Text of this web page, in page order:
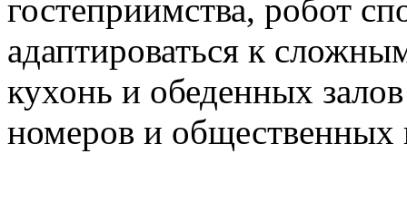
гостеприимства, робот
адаптироваться к
кухонь и обеденных
номеров и общественных